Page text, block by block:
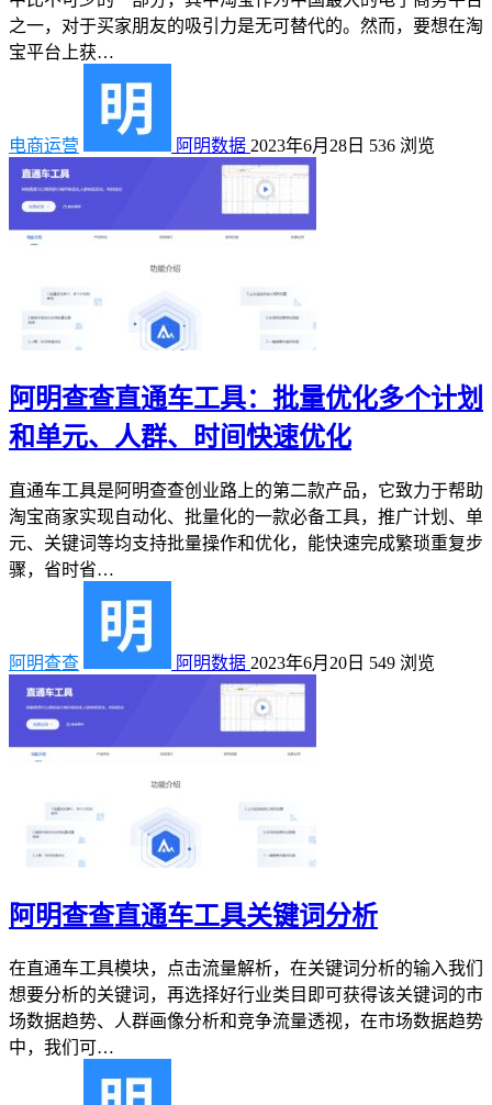
之一，对于买家朋友的吸引力是无可替代的。然而，要想在淘
宝平台上获…
电商运营 阿明数据 2023年6月28日 536 浏览
阿明查查直通车工具：批量优化多个计划
和单元、人群、时间快速优化
直通车工具是阿明查查创业路上的第二款产品，它致力于帮助
淘宝商家实现自动化、批量化的一款必备工具，推广计划、单
元、关键词等均支持批量操作和优化，能快速完成繁琐重复步
骤，省时省…
阿明查查 阿明数据 2023年6月20日 549 浏览
阿明查查直通车工具关键词分析
在直通车工具模块，点击流量解析，在关键词分析的输入我们
想要分析的关键词，再选择好行业类目即可获得该关键词的市
场数据趋势、人群画像分析和竞争流量透视，在市场数据趋势
中，我们可…